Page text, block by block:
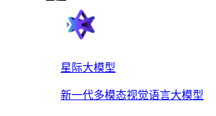
星际大模型
新一代多模态视觉语言大模型